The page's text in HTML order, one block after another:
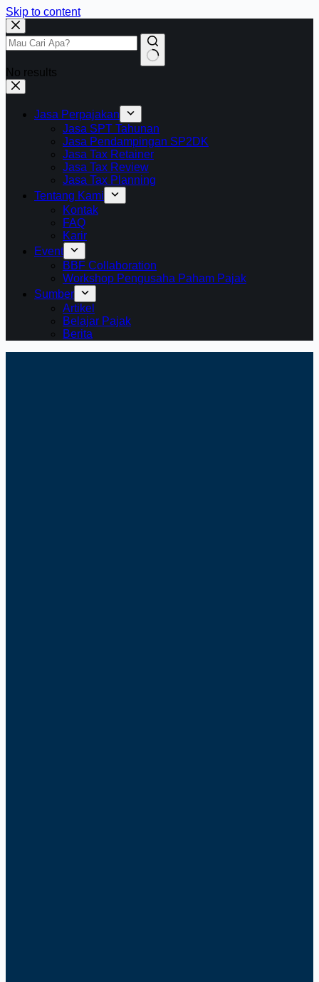
Skip to content
No results
Jasa Perpajakan
Jasa SPT Tahunan
Jasa Pendampingan SP2DK
Jasa Tax Retainer
Jasa Tax Review
Jasa Tax Planning
Tentang Kami
Kontak
FAQ
Karir
Event
BBF Collaboration
Workshop Pengusaha Paham Pajak
Sumber
Artikel
Belajar Pajak
Berita